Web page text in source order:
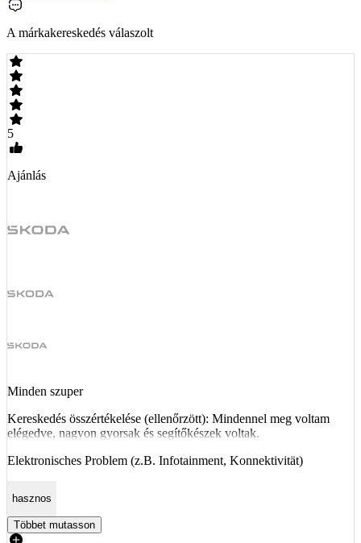
A márkakereskedés válaszolt
5
Ajánlás
Minden szuper
Kereskedés összértékelése (ellenőrzött): Mindennel meg voltam
elégedve, nagyon gyorsak és segítőkészek voltak.
Elektronisches Problem (z.B. Infotainment, Konnektivität)
hasznos
Többet mutasson